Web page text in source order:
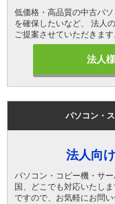
低価格・高品質の中古パ
を確保したいなど、 法人
ご提案させていただきま
法人
パソコン・
法人向
パソコン・コピー機・サ
国、どこでも対応いたし
ですので、お気軽にお問い